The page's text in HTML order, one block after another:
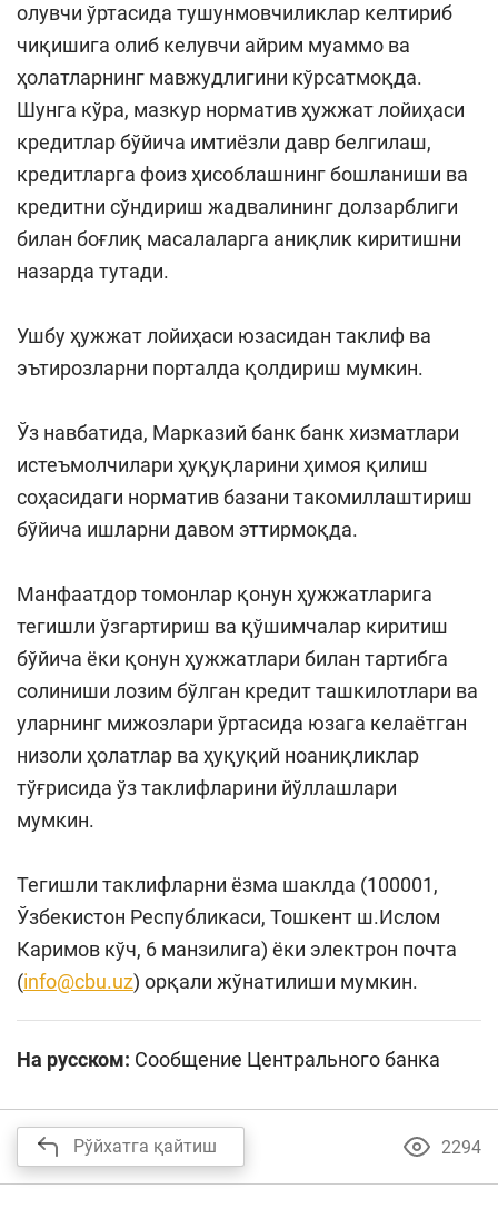
олувчи ўртасида тушунмовчиликлар келтириб
чиқишига олиб келувчи айрим муаммо ва
ҳолатларнинг мавжудлигини кўрсатмоқда.
Шунга кўра, мазкур норматив ҳужжат лойиҳаси
кредитлар бўйича имтиёзли давр белгилаш,
кредитларга фоиз ҳисоблашнинг бошланиши ва
кредитни сўндириш жадвалининг долзарблиги
билан боғлиқ масалаларга аниқлик киритишни
назарда тутади.
Ушбу ҳужжат лойиҳаси юзасидан таклиф ва
эътирозларни порталда қолдириш мумкин.
Ўз навбатида, Марказий банк банк хизматлари
истеъмолчилари ҳуқуқларини ҳимоя қилиш
соҳасидаги норматив базани такомиллаштириш
бўйича ишларни давом эттирмоқда.
Манфаатдор томонлар қонун ҳужжатларига
тегишли ўзгартириш ва қўшимчалар киритиш
бўйича ёки қонун ҳужжатлари билан тартибга
солиниши лозим бўлган кредит ташкилотлари ва
уларнинг мижозлари ўртасида юзага келаётган
низоли ҳолатлар ва ҳуқуқий ноаниқликлар
тўғрисида ўз таклифларини йўллашлари
мумкин.
Тегишли таклифларни ёзма шаклда (100001,
Ўзбекистон Республикаси, Тошкент ш.Ислом
Каримов кўч, 6 манзилига) ёки электрон почта
(info@cbu.uz) орқали жўнатилиши мумкин.
На русском: Сообщение Центрального банка
Рўйхатга қайтиш 2294